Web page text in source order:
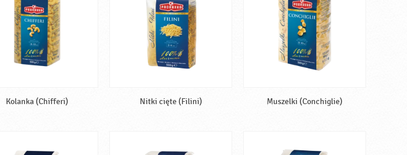
Kolanka (Chifferi) Nitki cięte (Filini) Muszelki (Conchiglie)